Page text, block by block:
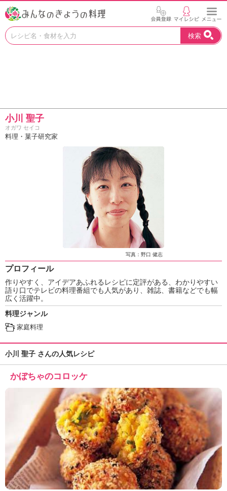
お
う
。
N
H
K
エ
デ
ュ
ー
シ
ナ
ル
「
の
料
理
」
検索
小川 聖子
オガワ セイコ
料理・菓子研究家
写真：野口 健志
プロフィール
作りやすく、アイデアあふれるレシピに定評がある、わかりやすい
語り口でテレビの料理番組でも人気があり、雑誌、書籍などでも幅
広く活躍中。
料理ジャンル
家庭料理
小川 聖子 さんの人気レシピ
かぼちゃのコロッケ